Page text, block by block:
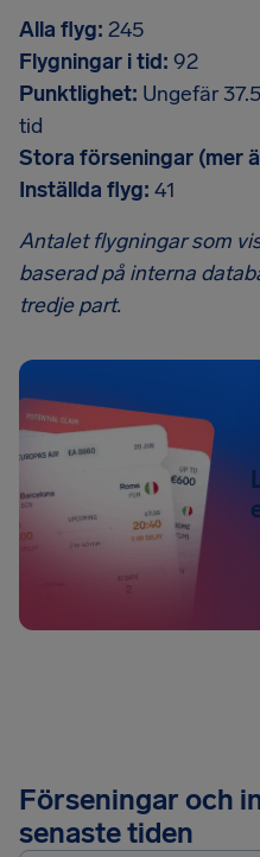
Alla flyg: 245
Flygningar i tid: 92
Punktlighet: Ungefär
tid
Stora förseningar (mer
Inställda flyg: 41
Antalet flygningar som
baserad på interna
tredje part.
Förseningar och
senaste tiden